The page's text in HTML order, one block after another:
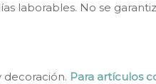
laborables. No se
decoración. Para artículos